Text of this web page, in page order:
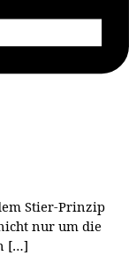
Stier-Prinzip
nur um die
[…]